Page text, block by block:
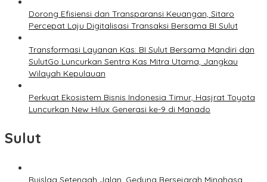
Dorong Efisiensi dan Transparansi Keuangan, Sitaro
Percepat Laju Digitalisasi Transaksi Bersama BI Sulut
Transformasi Layanan Kas: BI Sulut Bersama Mandiri dan
SulutGo Luncurkan Sentra Kas Mitra Utama, Jangkau
Wilayah Kepulauan
Perkuat Ekosistem Bisnis Indonesia Timur, Hasjrat Toyota
Luncurkan New Hilux Generasi ke-9 di Manado
Sulut
Ruislag Setengah Jalan, Gedung Bersejarah Minahasa